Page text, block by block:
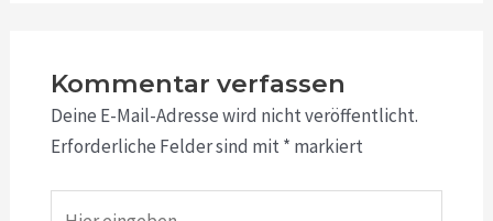
Kommentar verfassen
Deine E-Mail-Adresse wird nicht veröffentlicht.
Erforderliche Felder sind mit* markiert